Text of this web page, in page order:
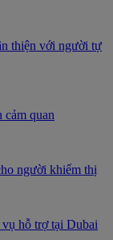
thiện với người tự
cảm quan
người khiếm thị
hỗ trợ tại Dubai